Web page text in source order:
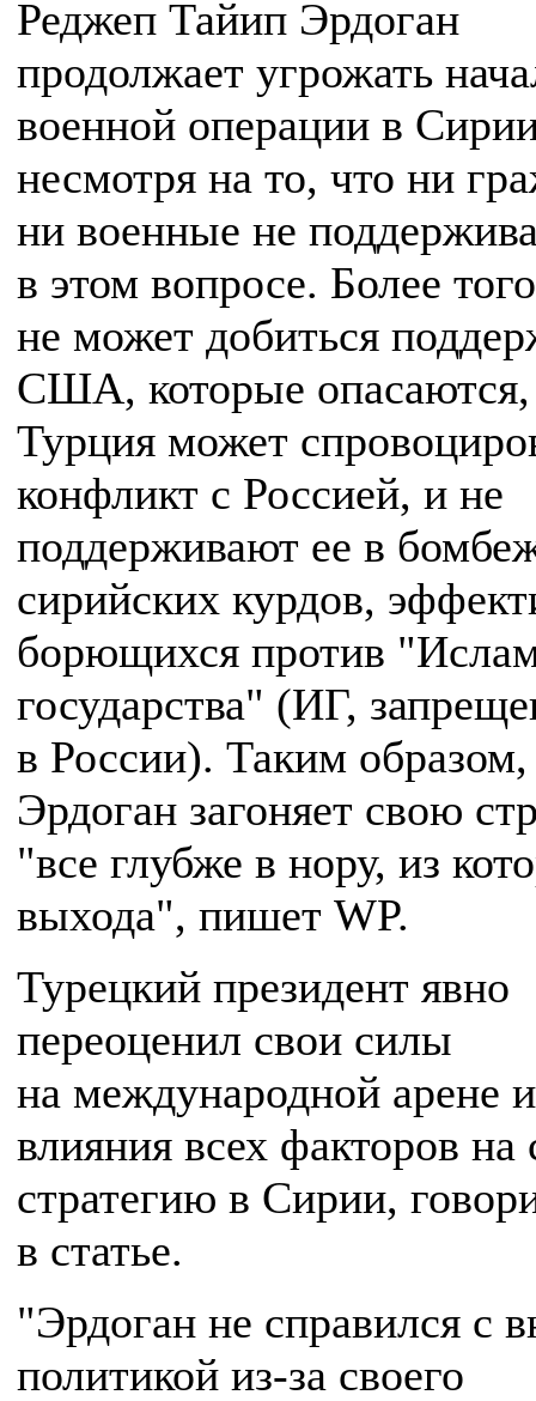
Реджеп Тайип Эрдоган
продолжает угрожать
военной операции в
несмотря на то, что ни
ни военные не
в этом вопросе. Более
не может добиться
США, которые опасаются,
Турция может
конфликт с Россией, и не
поддерживают ее в
сирийских курдов,
борющихся против
государства" (ИГ,
в России). Таким образом,
Эрдоган загоняет свою
"все глубже в нору, из
выхода", пишет WP.
Турецкий президент явно
переоценил свои силы
на международной арене
влияния всех факторов на
стратегию в Сирии,
в статье.
"Эрдоган не справился с
политикой из-за своего